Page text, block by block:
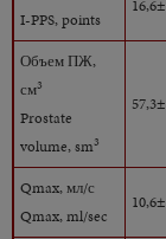
I-PPS, points
Объем ПЖ,
см3
Prostate
volume, sm3
Qmax, мл/с
Qmax, ml/sec